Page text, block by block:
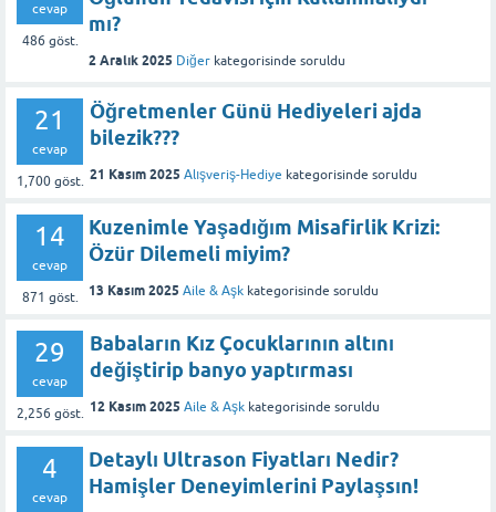
cevap
486 göst.
mı?
2 Aralık 2025 Diğer kategorisinde soruldu
21
cevap
1,700 göst.
Öğretmenler Günü Hediyeleri ajda
bilezik???
21 Kasım 2025 Alışveriş-Hediye kategorisinde soruldu
14
cevap
871 göst.
Kuzenimle Yaşadığım Misafirlik Krizi:
Özür Dilemeli miyim?
13 Kasım 2025 Aile & Aşk kategorisinde soruldu
29
cevap
2,256 göst.
Babaların Kız Çocuklarının altını
değiştirip banyo yaptırması
12 Kasım 2025 Aile & Aşk kategorisinde soruldu
4
cevap
Detaylı Ultrason Fiyatları Nedir?
Hamişler Deneyimlerini Paylaşsın!